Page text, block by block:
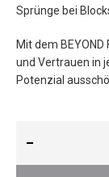
Sprünge bei
Mit dem
und Vertrauen in
Potenzial